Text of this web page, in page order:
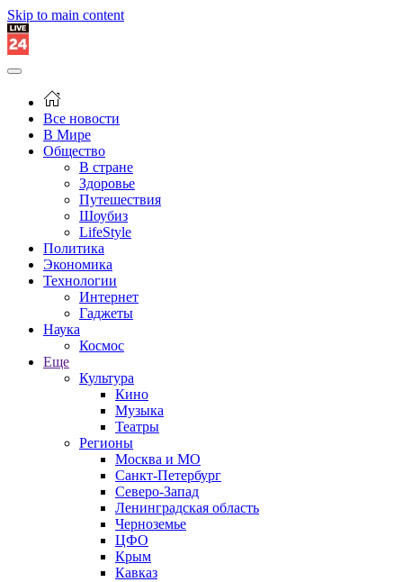
Skip to main content
Все новости
В Мире
Общество
В стране
Здоровье
Путешествия
Шоубиз
LifeStyle
Политика
Экономика
Технологии
Интернет
Гаджеты
Наука
Космос
Еще
Культура
Кино
Музыка
Театры
Регионы
Москва и МО
Санкт-Петербург
Северо-Запад
Ленинградская область
Черноземье
ЦФО
Крым
Кавказ